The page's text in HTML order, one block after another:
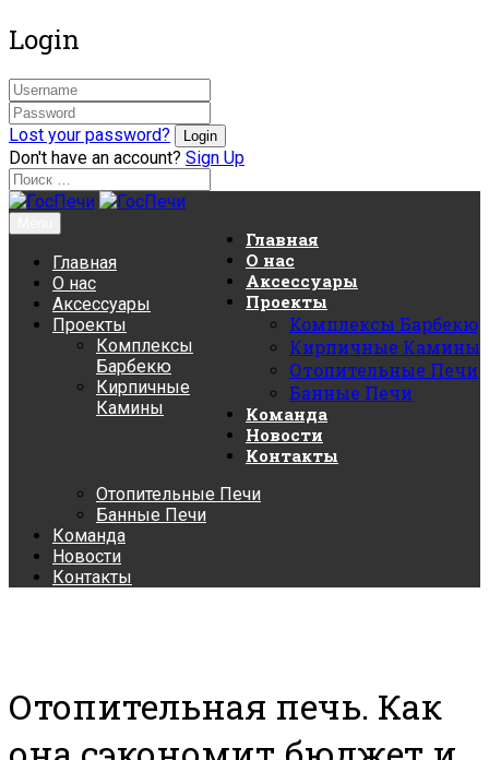
Login
Lost your password?
Don't have an account? Sign Up
Главная
О нас
Аксессуары
Проекты
Комплексы Барбекю
Кирпичные Камины
Отопительные Печи
Банные Печи
Команда
Новости
Контакты
Главная
О нас
Аксессуары
Проекты
Комплексы
Барбекю
Кирпичные
Камины
Отопительные Печи
Банные Печи
Команда
Новости
Контакты
Отопительная печь. Как